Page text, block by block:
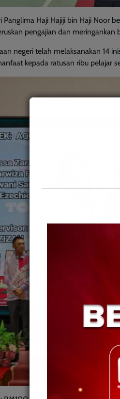
Panglima Haji Hajiji bin Haji Noor
pengajian dan meringankan
negeri telah melaksanakan 14
kepada ratusan ribu pelajar